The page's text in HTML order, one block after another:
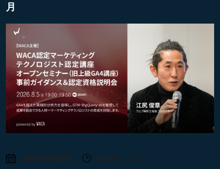
コワーキング
月
2026/08/05(水) 〜10:50